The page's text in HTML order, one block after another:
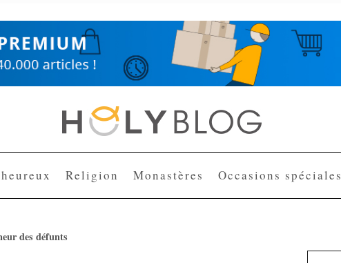
Religion Monastères Occasions spéciales
des défunts